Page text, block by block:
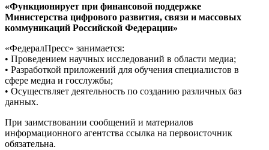
«Функционирует при финансовой поддержке
Министерства цифрового развития, связи и массовых
коммуникаций Российской Федерации»
«ФедералПресс» занимается:
• Проведением научных исследований в области медиа;
• Разработкой приложений для обучения специалистов в
сфере медиа и госслужбы;
• Осуществляет деятельность по созданию различных баз
данных.
При заимствовании сообщений и материалов
информационного агентства ссылка на первоисточник
обязательна.